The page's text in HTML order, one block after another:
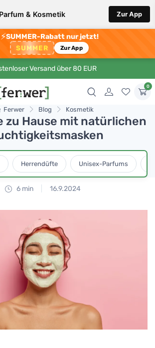
& Kosmetik Zur App
⚡SUMMER-Rabatt nur jetzt!
SUMMER Zur App
Versand über 80 EUR
0
Ferwer Blog Kosmetik
zu Hause mit natürlichen
Herrendüfte Unisex-Parfums
6 min 16.9.2024